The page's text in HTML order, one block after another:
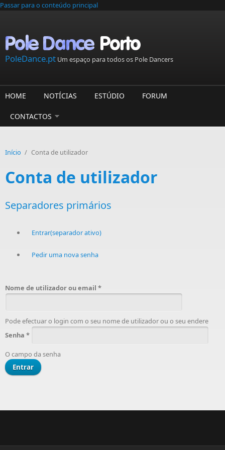
Passar para o conteúdo principal
PoleDance.pt Um espaço para todos os Pole Dancers
HOME NOTÍCIAS ESTÚDIO FORUM
CONTACTOS
Início / Conta de utilizador
Conta de utilizador
Separadores primários
Entrar(separador ativo)
Pedir uma nova senha
Nome de utilizador ou email *
Pode efectuar o login com o seu nome de utilizador ou o seu endere
Senha *
O campo da senha